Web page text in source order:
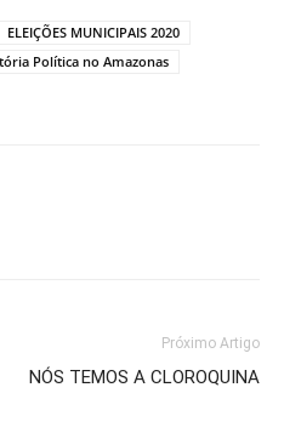
ELEIÇÕES MUNICIPAIS 2020
Política no Amazonas
Próximo Artigo
NÓS TEMOS A CLOROQUINA